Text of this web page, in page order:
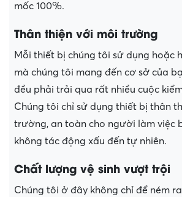
mốc 100%.
Thân thiện với môi trường
Mỗi thiết bị chúng tôi sử dụng hoặc
mà chúng tôi mang đến cơ sở của
đều phải trải qua rất nhiều cuộc
Chúng tôi chỉ sử dụng thiết bị thân
trường, an toàn cho người làm việc
không tác động xấu đến tự nhiên.
Chất lượng vệ sinh vượt trội
Chúng tôi ở đây không chỉ để ném